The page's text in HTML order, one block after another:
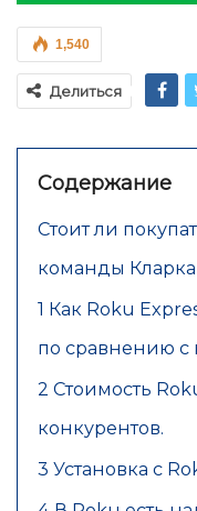
1,540
Делиться
Содержание
Стоит ли
команды Кларка
1 Как Roku
по сравнению
2 Стоимость
конкурентов.
3 Установка с